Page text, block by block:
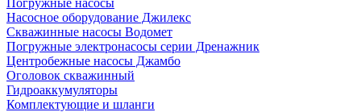
Погружные насосы
Насосное оборудование Джилекс
Скважинные насосы Водомет
Погружные электронасосы серии Дренажник
Центробежные насосы Джамбо
Оголовок скважинный
Гидроаккумуляторы
Комплектующие и шланги